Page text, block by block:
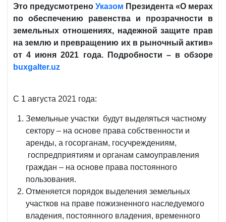
Это предусмотрено Указом Президента «О мерах
по обеспечению равенства и прозрачности в
земельных отношениях, надежной защите прав
на землю и превращению их в рыночный актив»
от 4 июня 2021 года. Подробности – в обзоре
buxgalter.uz
С 1 августа 2021 года:
Земельные участки будут выделяться частному
сектору – на основе права собственности и
аренды, а госорганам, госучреждениям,
госпредприятиям и органам самоуправления
граждан – на основе права постоянного
пользования.
Отменяется порядок выделения земельных
участков на праве пожизненного наследуемого
владения, постоянного владения, временного